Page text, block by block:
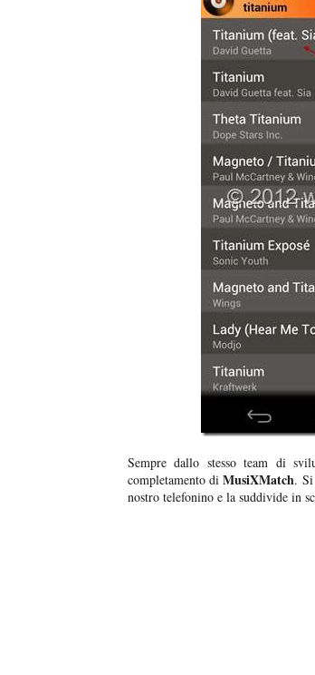
Sempre dallo stesso team di
completamento diMusiXMatch.
nostro telefonino e la suddivide in